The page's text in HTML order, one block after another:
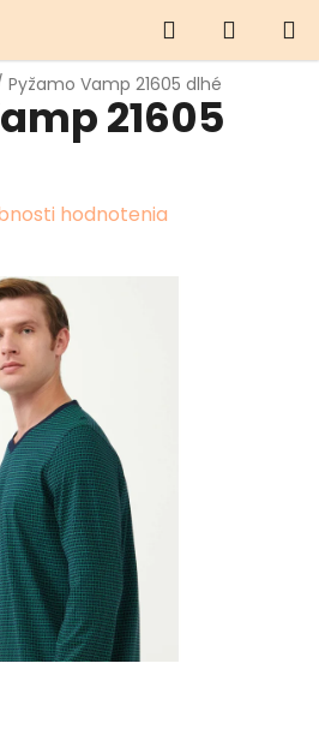
Hľadať
KOŠÍK
Pyžamo Vamp 21605 dlhé
21605
hodnotenia